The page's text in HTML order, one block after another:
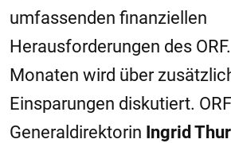
umfassenden finanziellen
Herausforderungen des
Monaten wird über
Einsparungen diskutiert.
Generaldirektorin Ingrid